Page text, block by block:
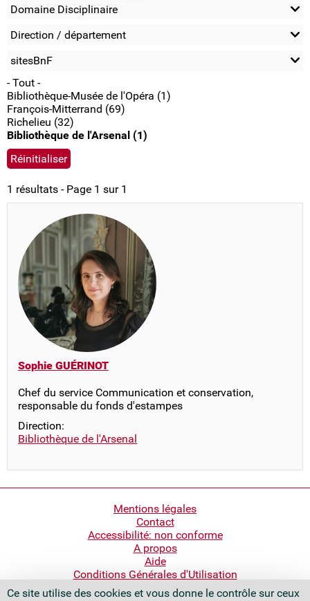
Ce site utilise des cookies et vous donne le contrôle sur ceux
Domaine Disciplinaire
Direction / département
sitesBnF
- Tout -
Bibliothèque-Musée de l'Opéra (1)
François-Mitterrand (69)
Richelieu (32)
Bibliothèque de l'Arsenal (1)
1 résultats - Page 1 sur 1
Sophie GUÉRINOT
Chef du service Communication et conservation,
responsable du fonds d'estampes
Direction:
Bibliothèque de l'Arsenal
Mentions légales
Contact
Accessibilité: non conforme
A propos
Aide
Conditions Générales d'Utilisation
Bibliothèque nationale de France